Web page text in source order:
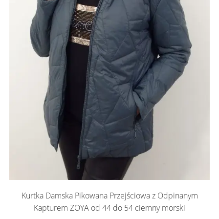
Kurtka Damska Pikowana Przejściowa z Odpinanym
Kapturem ZOYA od 44 do 54 ciemny morski